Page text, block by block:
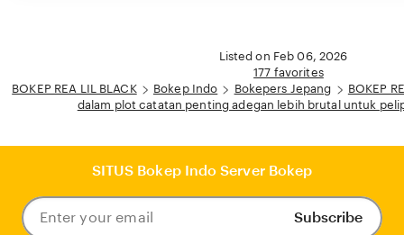
Listed on Feb 06, 2026
177 favorites
BOKEP REA LIL BLACK
Bokep Indo Bokepers Jepang
BOKEP
dalam plot catatan penting adegan lebih brutal untuk
SITUS Bokep Indo Server Bokep
Enter
Subscribe